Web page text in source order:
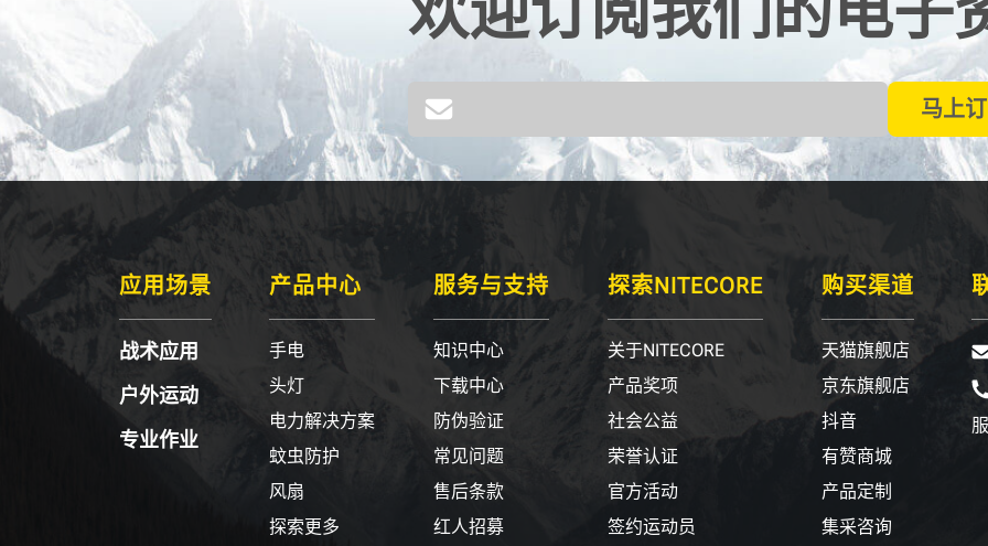
马上
应用场景
战术应用
户外运动
专业作业
产品中心
手电
头灯
电力解决方案
蚊虫防护
风扇
探索更多
服务与支持
知识中心
下载中心
防伪验证
常见问题
售后条款
红人招募
探索NITECORE
关于NITECORE
产品奖项
社会公益
荣誉认证
官方活动
签约运动员
购买渠道
天猫旗舰店
京东旗舰店
抖音
有赞商城
产品定制
集采咨询